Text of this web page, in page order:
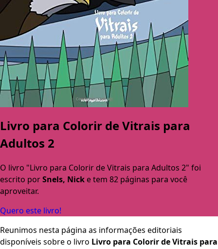
Livro para Colorir de Vitrais para
Adultos 2
O livro "Livro para Colorir de Vitrais para Adultos 2" foi
escrito porSnels, Nick e tem 82 páginas para você
aproveitar.
Quero este livro!
Reunimos nesta página as informações editoriais
disponíveis sobre o livro Livro para Colorir de Vitrais para